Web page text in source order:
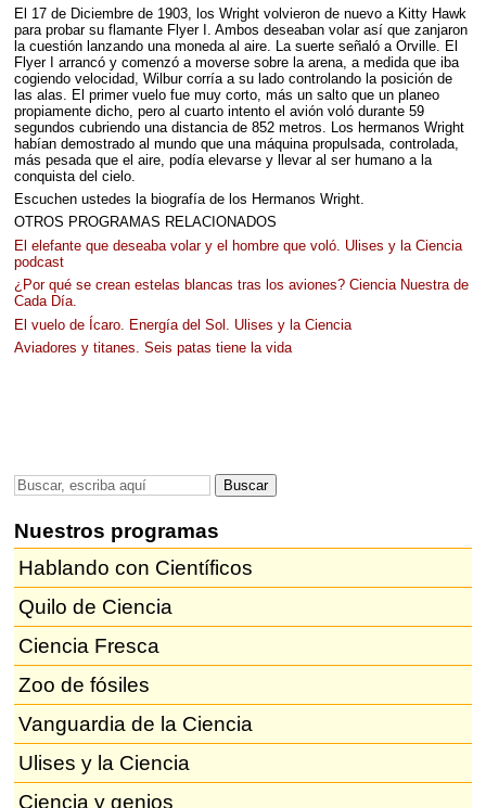
El 17 de Diciembre de 1903, los Wright volvieron de nuevo a Kitty Hawk
para probar su flamante Flyer I. Ambos deseaban volar así que zanjaron
la cuestión lanzando una moneda al aire. La suerte señaló a Orville. El
Flyer I arrancó y comenzó a moverse sobre la arena, a medida que iba
cogiendo velocidad, Wilbur corría a su lado controlando la posición de
las alas. El primer vuelo fue muy corto, más un salto que un planeo
propiamente dicho, pero al cuarto intento el avión voló durante 59
segundos cubriendo una distancia de 852 metros. Los hermanos Wright
habían demostrado al mundo que una máquina propulsada, controlada,
más pesada que el aire, podía elevarse y llevar al ser humano a la
conquista del cielo.
Escuchen ustedes la biografía de los Hermanos Wright.
OTROS PROGRAMAS RELACIONADOS
El elefante que deseaba volar y el hombre que voló. Ulises y la Ciencia
podcast
¿Por qué se crean estelas blancas tras los aviones? Ciencia Nuestra de
Cada Día.
El vuelo de Ícaro. Energía del Sol. Ulises y la Ciencia
Aviadores y titanes. Seis patas tiene la vida
Nuestros programas
Hablando con Científicos
Quilo de Ciencia
Ciencia Fresca
Zoo de fósiles
Vanguardia de la Ciencia
Ulises y la Ciencia
Ciencia y genios